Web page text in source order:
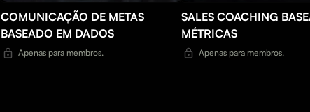
COMUNICAÇÃO DE METAS
BASEADO EM DADOS
Apenas para membros.
SALES COACHING
MÉTRICAS
Apenas para membros.